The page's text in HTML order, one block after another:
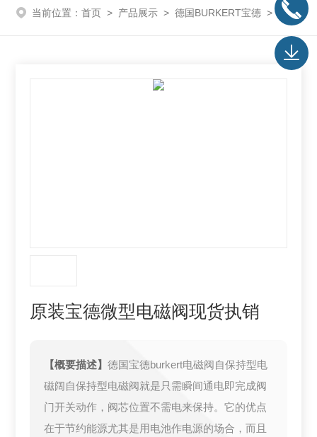
当前位置： 首页 > 产品展示 > 德国BURKERT宝德 > burkert宝德电磁阀
原装宝德微型电磁阀现货执销
【概要描述】德国宝德burkert电磁阀自保持型电
磁阔自保持型电磁阀就是只需瞬间通电即完成阀
门开关动作，阀芯位置不需电来保持。它的优点
在于节约能源尤其是用电池作电源的场合，而且